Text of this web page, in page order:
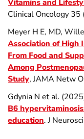
Vitamins and
Clinical Oncology
Meyer H E, MD,
Association of High
From Food and
Among
Study, JAMA Netw
Gdynia N et al.
B6
education. J